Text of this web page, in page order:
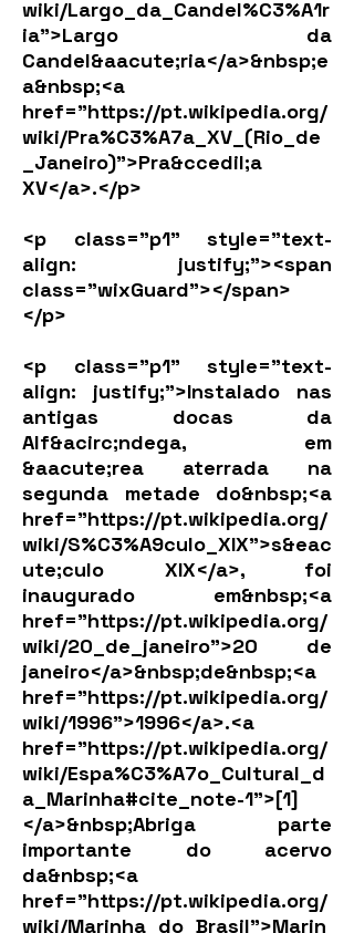
wiki/Largo_da_Candel%C3%A1r
ia">Largo da
Candel&aacute;ria</a>&nbsp;e
a&nbsp;<a
href="https://pt.wikipedia.org/
wiki/Pra%C3%A7a_XV_(Rio_de
_Janeiro)">Pra&ccedil;a
XV</a>.</p>
<p class="p1" style="text-
align: justify;"><span
class="wixGuard">​</span>​
</p>
<p class="p1" style="text-
align: justify;">Instalado nas
antigas docas da
Alf&acirc;ndega, em
&aacute;rea aterrada na
segunda metade do&nbsp;<a
href="https://pt.wikipedia.org/
wiki/S%C3%A9culo_XIX">s&eac
ute;culo XIX</a>, foi
inaugurado em&nbsp;<a
href="https://pt.wikipedia.org/
wiki/20_de_janeiro">20 de
janeiro</a>&nbsp;de&nbsp;<a
href="https://pt.wikipedia.org/
wiki/1996">1996</a>.<a
href="https://pt.wikipedia.org/
wiki/Espa%C3%A7o_Cultural_d
a_Marinha#cite_note-1">[1]
</a>&nbsp;Abriga parte
importante do acervo
da&nbsp;<a
href="https://pt.wikipedia.org/
wiki/Marinha_do_Brasil">Marin